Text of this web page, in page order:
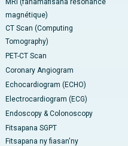
MRI (fanamafisana resonance
magnétique)
CT Scan (Computing
Tomography)
PET-CT Scan
Coronary Angiogram
Echocardiogram (ECHO)
Electrocardiogram (ECG)
Endoscopy & Colonoscopy
Fitsapana SGPT
Fitsapana ny fiasan'ny